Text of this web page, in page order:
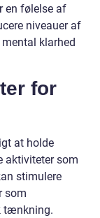
en følelse af
niveauer af
klarhed
for
at holde
aktiviteter som
stimulere
som
tænkning.